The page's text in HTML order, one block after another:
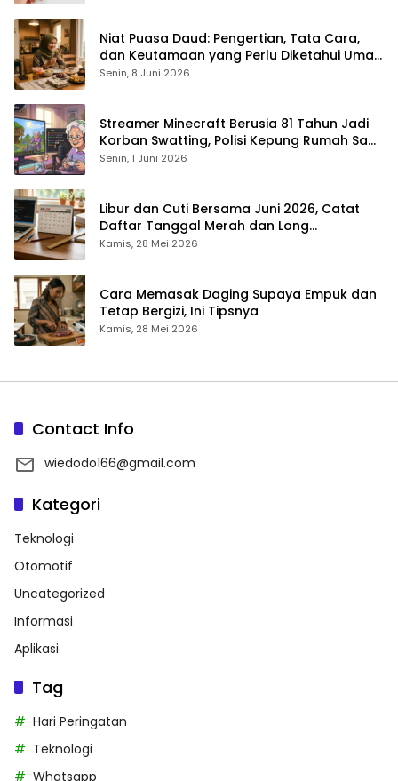
Niat Puasa Daud: Pengertian, Tata Cara,
dan Keutamaan yang Perlu Diketahui Umat
Muslim
Senin, 8 Juni 2026
Streamer Minecraft Berusia 81 Tahun Jadi
Korban Swatting, Polisi Kepung Rumah Saat
Siaran Langsung
Senin, 1 Juni 2026
Libur dan Cuti Bersama Juni 2026, Catat
Daftar Tanggal Merah dan Long
Weekendnya
Kamis, 28 Mei 2026
Cara Memasak Daging Supaya Empuk dan
Tetap Bergizi, Ini Tipsnya
Kamis, 28 Mei 2026
Contact Info
wiedodo166@gmail.com
Kategori
Teknologi
Otomotif
Uncategorized
Informasi
Aplikasi
Tag
Hari Peringatan
Teknologi
Whatsapp